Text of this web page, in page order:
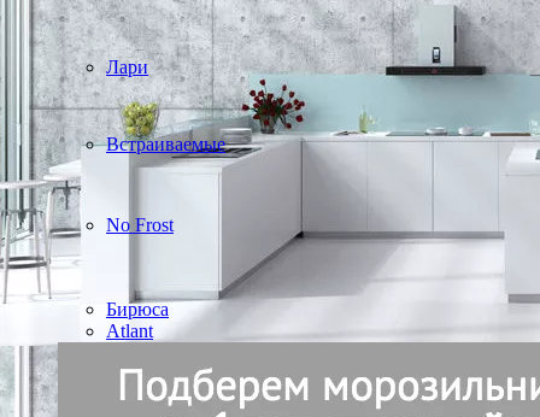
Лари
Встраиваемые
No Frost
Бирюса
Atlant